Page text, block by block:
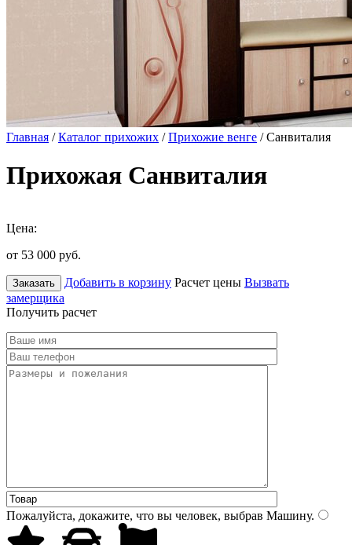
Главная /Каталог прихожих /Прихожие венге / Санвиталия
Прихожая Санвиталия
Цена:
от 53 000 руб.
Заказать Добавить в корзину Расчет цены Вызвать
замерщика
Получить расчет
Пожалуйста, докажите, что вы человек, выбрав Машину.